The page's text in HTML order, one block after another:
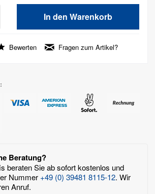
In den Warenkorb
Bewerten Fragen zum Artikel?
Beratung?
beraten Sie ab sofort kostenlos und
Nummer +49 (0) 39481 8115-12. Wir
Anruf.